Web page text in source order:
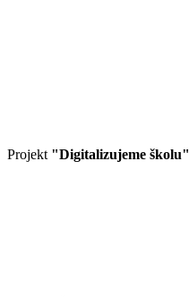
Projekt "Digitalizujeme školu"